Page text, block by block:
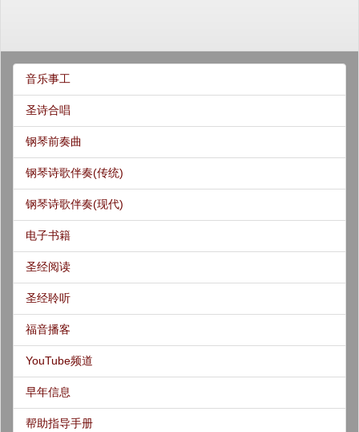
音乐事工
圣诗合唱
钢琴前奏曲
钢琴诗歌伴奏(传统)
钢琴诗歌伴奏(现代)
电子书籍
圣经阅读
圣经聆听
福音播客
YouTube频道
早年信息
帮助指导手册